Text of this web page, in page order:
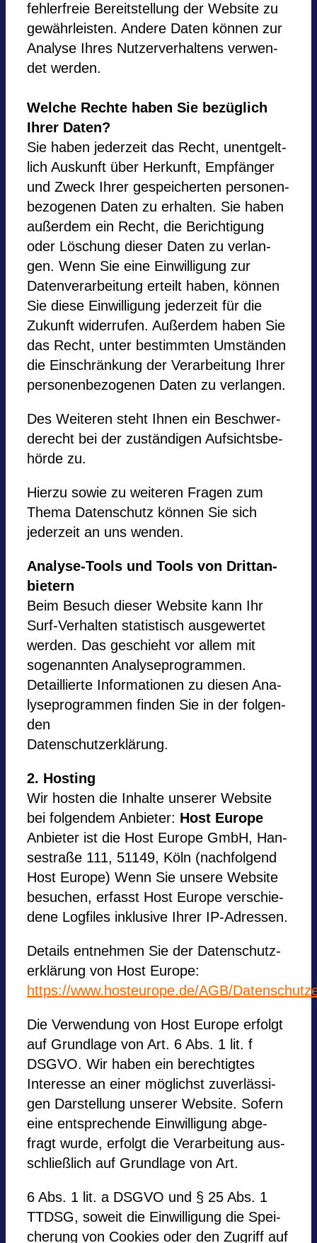
feh­ler­freie Bereit­stel­lung der Web­site zu
gewähr­leis­ten. Andere Daten kön­nen zur
Ana­lyse Ihres Nut­zer­ver­hal­tens ver­wen­
det wer­den.
Wel­che Rechte haben Sie bezüglich
Ihrer Daten?
Sie haben jeder­zeit das Recht, unent­gelt­
lich Aus­kunft über Her­kunft, Emp­fän­ger
und Zweck Ihrer gespei­cher­ten per­so­nen­
be­zo­ge­nen Daten zu erhal­ten. Sie haben
außer­dem ein Recht, die Berich­ti­gung
oder Löschung die­ser Daten zu ver­lan­
gen. Wenn Sie eine Ein­wil­li­gung zur
Daten­ver­ar­bei­tung erteilt haben, kön­nen
Sie diese Ein­wil­li­gung jeder­zeit für die
Zukunft wider­ru­fen. Außer­dem haben Sie
das Recht, unter bestimm­ten Umstän­den
die Ein­schrän­kung der Ver­ar­bei­tung Ihrer
per­so­nen­be­zo­ge­nen Daten zu ver­lan­gen.
Des Wei­te­ren steht Ihnen ein Beschwer­
de­recht bei der zustän­di­gen Auf­sichts­be­
hörde zu.
Hierzu sowie zu wei­te­ren Fra­gen zum
Thema Daten­schutz kön­nen Sie sich
jeder­zeit an uns wen­den.
Ana­lyse-Tools und Tools von Dritt­an­
bie­tern
Beim Besuch die­ser Web­site kann Ihr
Surf-Ver­hal­ten sta­tis­tisch aus­ge­wer­tet
wer­den. Das geschieht vor allem mit
soge­nann­ten Ana­ly­se­pro­gram­men.
Detail­lierte Infor­ma­tio­nen zu die­sen Ana­
ly­se­pro­gram­men fin­den Sie in der fol­gen­
den
Daten­schutz­er­klä­rung.
2. Hos­ting
Wir hos­ten die Inhalte unse­rer Web­site
bei fol­gen­dem Anbie­ter: Host Europe
Anbie­ter ist die Host Europe GmbH, Han­
se­straße 111, 51149, Köln (nach­fol­gend
Host Europe) Wenn Sie unsere Web­site
besu­chen, erfasst Host Europe ver­schie­
dene Log­files inklu­sive Ihrer IP-Adres­sen.
Details ent­neh­men Sie der Daten­schutz­
er­klä­rung von Host Europe:
https://www.hosteurope.de/AGB/
Die Ver­wen­dung von Host Europe erfolgt
auf Grund­lage von Art. 6 Abs. 1 lit. f
DSGVO. Wir haben ein berech­tig­tes
Inter­esse an einer mög­lichst zuver­läs­si­
gen Dar­stel­lung unse­rer Web­site. Sofern
eine ent­spre­chende Ein­wil­li­gung abge­
fragt wurde, erfolgt die Ver­ar­bei­tung aus­
schließ­lich auf Grund­lage von Art.
6 Abs. 1 lit. a DSGVO und § 25 Abs. 1
TTDSG, soweit die Ein­wil­li­gung die Spei­
che­rung von Coo­kies oder den Zugriff auf